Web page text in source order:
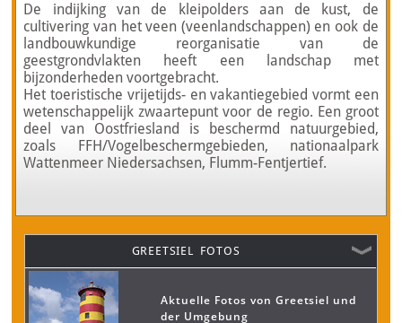
De indijking van de kleipolders aan de kust, de
cultivering van het veen (veenlandschappen) en ook de
landbouwkundige reorganisatie van de
geestgrondvlakten heeft een landschap met
bijzonderheden voortgebracht.
Het toeristische vrijetijds- en vakantiegebied vormt een
wetenschappelijk zwaartepunt voor de regio. Een groot
deel van Oostfriesland is beschermd natuurgebied,
zoals FFH/Vogelbeschermgebieden, nationaalpark
Wattenmeer Niedersachsen, Flumm-Fentjertief.
GREETSIEL FOTOS
Aktuelle Fotos von Greetsiel und
der Umgebung